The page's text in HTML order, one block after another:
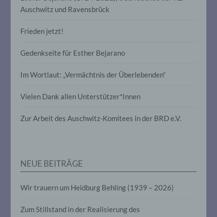
Auschwitz und Ravensbrück
Frieden jetzt!
Gedenkseite für Esther Bejarano
Im Wortlaut: „Vermächtnis der Überlebenden“
Vielen Dank allen Unterstützer*Innen
Zur Arbeit des Auschwitz-Komitees in der BRD e.V.
NEUE BEITRÄGE
Wir trauern um Heidburg Behling (1939 – 2026)
Zum Stillstand in der Realisierung des
Verarbeitung personenbezogener Daten,
werden, um bestimmte persönliche
Person beziehen, zu bewerten,
Gesundheit, persönlicher Vorlieben,
Aufenthaltsort oder Ortswechsel dieser
f) Pseudonymisierung
Pseudonymisierung ist die Verarbeitung
auf welche die personenbezogenen Daten
ohne Hinzuziehung zusätzlicher